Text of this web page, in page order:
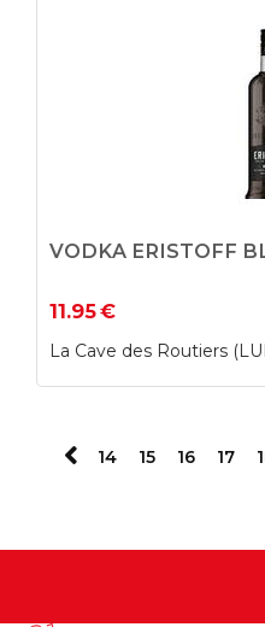
VODKA ERISTOFF
11.95€
La Cave des Routiers
14 15 16 17